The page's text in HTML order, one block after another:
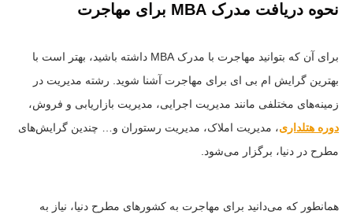
نحوه دریافت مدرک MBA برای مهاجرت
برای آن که بتوانید مهاجرت با مدرک MBA داشته باشید، بهتر است با
بهترین گرایش ام بی ای برای مهاجرت آشنا شوید. رشته مدیریت در
زمینه‌های مختلفی مانند مدیریت اجرایی، مدیریت بازاریابی و فروش،
دوره هتلداری، مدیریت املاک، مدیریت رستوران و… چندین گرایش‌های
مطرح در دنیا، برگزار می‌شود.
همانطور که می‌دانید برای مهاجرت به کشورهای مطرح دنیا، نیاز به